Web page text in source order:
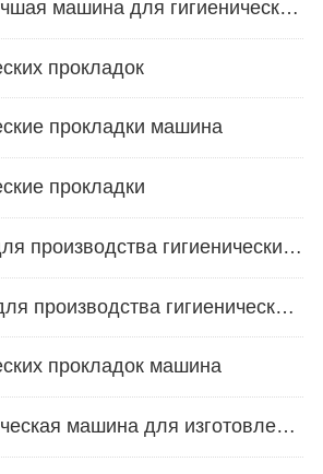
Самая лучшая машина для гигиенических салфеток
прокладок
прокладки машина
прокладки
машина для производства гигиенических прокладок
Машина для производства гигиенических салфеток
прокладок машина
Автоматическая машина для изготовления гигиенических прокладок